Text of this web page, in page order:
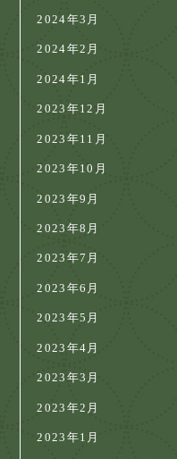
2024年3月
2024年2月
2024年1月
2023年12月
2023年11月
2023年10月
2023年9月
2023年8月
2023年7月
2023年6月
2023年5月
2023年4月
2023年3月
2023年2月
2023年1月